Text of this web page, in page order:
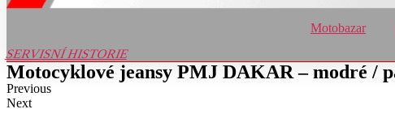
Motobazar
SERVISNÍ HISTORIE
Motocyklové jeansy PMJ DAKAR – modré /
Previous
Next